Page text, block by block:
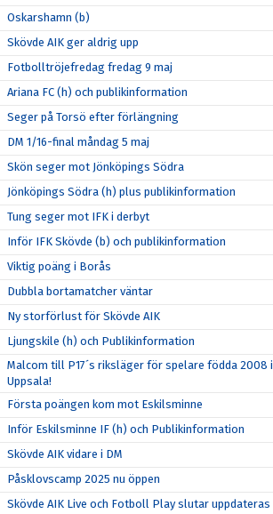
Oskarshamn (b)
Skövde AIK ger aldrig upp
Fotbolltröjefredag fredag 9 maj
Ariana FC (h) och publikinformation
Seger på Torsö efter förlängning
DM 1/16-final måndag 5 maj
Skön seger mot Jönköpings Södra
Jönköpings Södra (h) plus publikinformation
Tung seger mot IFK i derbyt
Inför IFK Skövde (b) och publikinformation
Viktig poäng i Borås
Dubbla bortamatcher väntar
Ny storförlust för Skövde AIK
Ljungskile (h) och Publikinformation
Malcom till P17´s riksläger för spelare födda 2008 i
Uppsala!
Första poängen kom mot Eskilsminne
Inför Eskilsminne IF (h) och Publikinformation
Skövde AIK vidare i DM
Påsklovscamp 2025 nu öppen
Skövde AIK Live och Fotboll Play slutar uppdateras